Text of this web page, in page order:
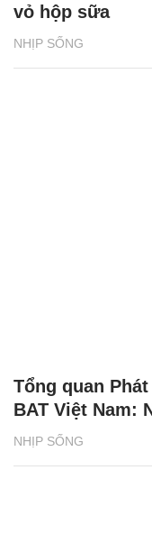
NHỊP SỐNG
vỏ hộp sữa
NHỊP SỐNG
Tổng quan
BAT Việt Nam: